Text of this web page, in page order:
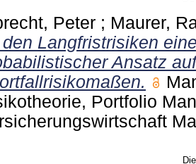
Peter ; Maurer,
Langfristrisiken
Ansatz
Portfolio